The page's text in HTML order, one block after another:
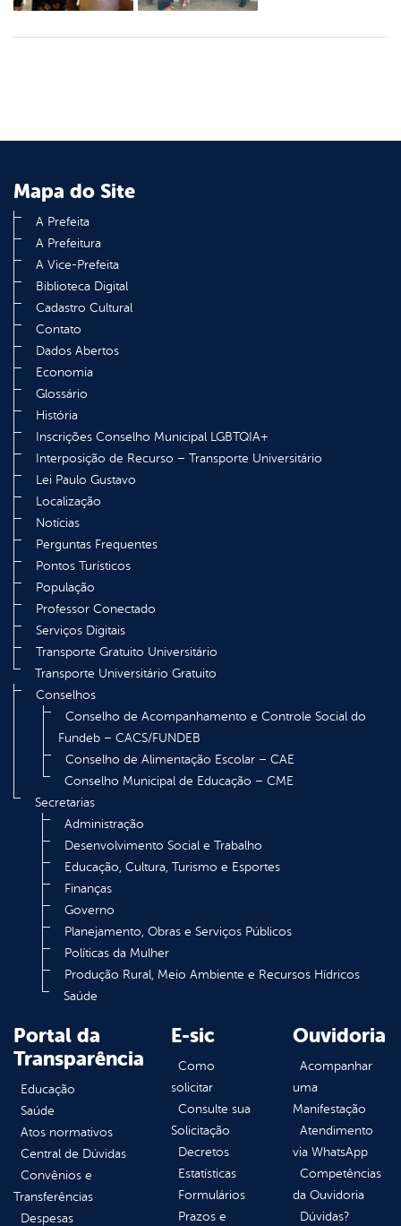
Mapa do Site
A Prefeita
A Prefeitura
A Vice-Prefeita
Biblioteca Digital
Cadastro Cultural
Contato
Dados Abertos
Economia
Glossário
História
Inscrições Conselho Municipal LGBTQIA+
Interposição de Recurso – Transporte Universitário
Lei Paulo Gustavo
Localização
Notícias
Perguntas Frequentes
Pontos Turísticos
População
Professor Conectado
Serviços Digitais
Transporte Gratuito Universitário
Transporte Universitário Gratuito
Conselhos
Conselho de Acompanhamento e Controle Social do
Fundeb – CACS/FUNDEB
Conselho de Alimentação Escolar – CAE
Conselho Municipal de Educação – CME
Secretarias
Administração
Desenvolvimento Social e Trabalho
Educação, Cultura, Turismo e Esportes
Finanças
Governo
Planejamento, Obras e Serviços Públicos
Políticas da Mulher
Produção Rural, Meio Ambiente e Recursos Hídricos
Saúde
Portal da
Transparência
Educação
Saúde
Atos normativos
Central de Dúvidas
Convênios e
Transferências
Despesas
E-sic
Como
solicitar
Consulte sua
Solicitação
Decretos
Estatísticas
Formulários
Prazos e
Ouvidoria
Acompanhar
uma
Manifestação
Atendimento
via WhatsApp
Competências
da Ouvidoria
Dúvidas?